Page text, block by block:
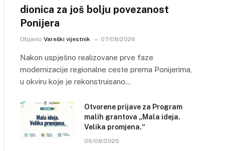
dionica za još bolju povezanost
Ponijera
Objavio Vareški vijestnik 07/08/2026
Nakon uspješno realizovane prve faze
modernizacije regionalne ceste prema Ponijerima,
u okviru koje je rekonstruisano…
Otvorene prijave za Program
malih grantova „Mala ideja.
Velika promjena.“
06/08/2026